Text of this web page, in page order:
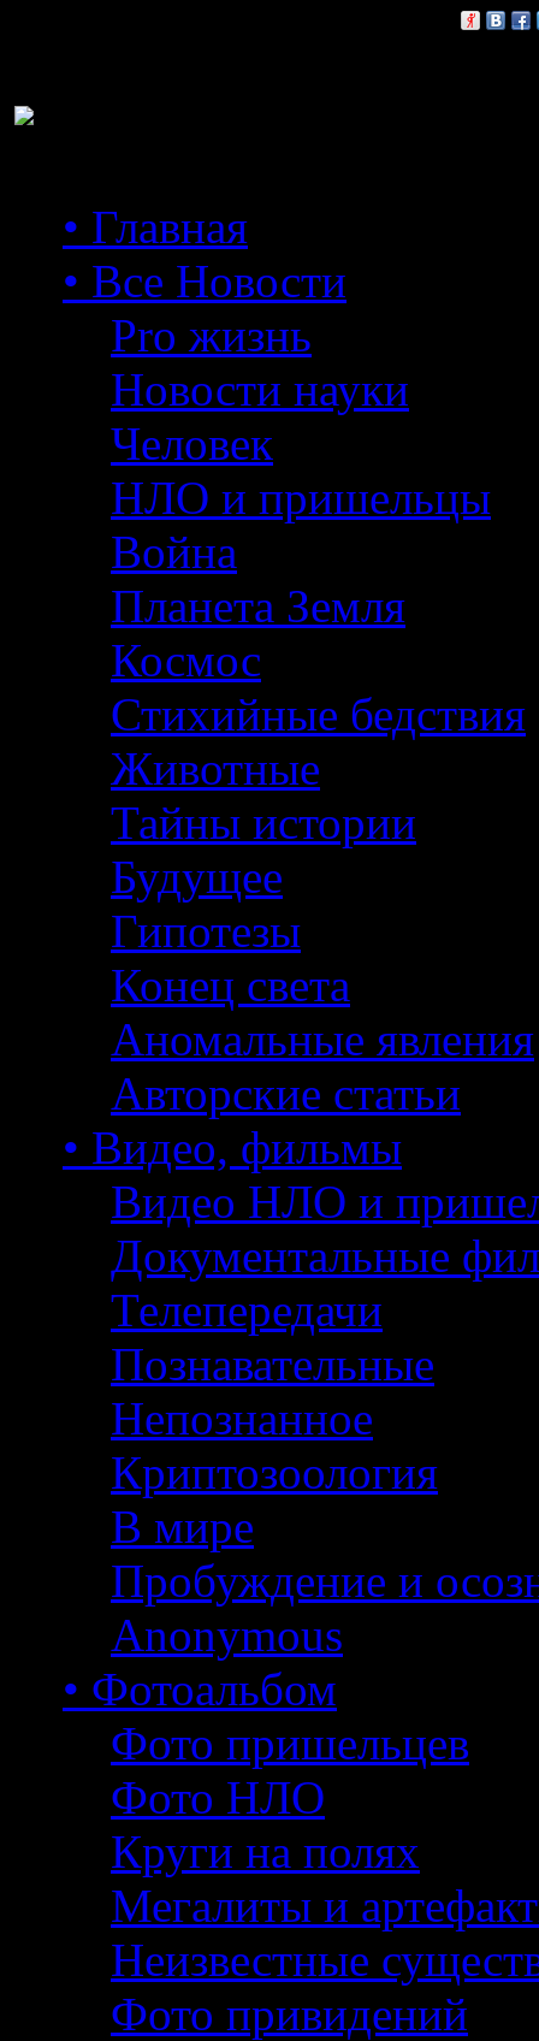
• Главная
• Все Новости
Pro жизнь
Новости науки
Человек
НЛО и пришельцы
Война
Планета Земля
Космос
Стихийные бедствия
Животные
Тайны истории
Будущее
Гипотезы
Конец света
Аномальные явления
Авторские статьи
• Видео, фильмы
Видео НЛО и
Документальные
Телепередачи
Познавательные
Непознанное
Криптозоология
В мире
Пробуждение и
Anonymous
• Фотоальбом
Фото пришельцев
Фото НЛО
Круги на полях
Мегалиты и
Неизвестные
Фото привидений